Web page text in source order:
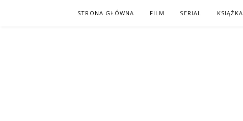
STRONA GŁÓWNA FILM SERIAL KSIĄŻKA